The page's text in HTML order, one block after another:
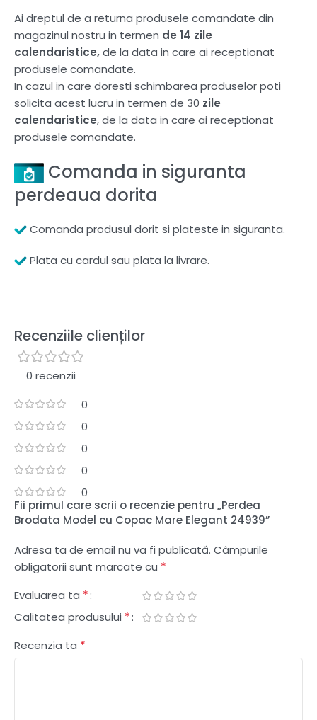
Ai dreptul de a returna produsele comandate din
magazinul nostru in termen de 14 zile
calendaristice,de la data in care ai receptionat
produsele comandate.
In cazul in care doresti schimbarea produselor poti
solicita acest lucru in termen de 30 zile
calendaristice, de la data in care ai receptionat
produsele comandate.
Comanda in siguranta
perdeaua dorita
Comanda produsul dorit si plateste in siguranta.
Plata cu cardul sau plata la livrare.
Recenziile clienților
0 recenzii
0
0
0
0
0
Fii primul care scrii o recenzie pentru „Perdea
Brodata Model cu Copac Mare Elegant 24939”
Adresa ta de email nu va fi publicată. Câmpurile
obligatorii sunt marcate cu *
Evaluarea ta *
Calitatea produsului *
Recenzia ta *